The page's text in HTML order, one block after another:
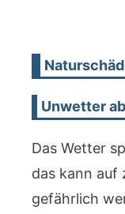
Unwetter
Das Wetter
das kann auf
gefährlich